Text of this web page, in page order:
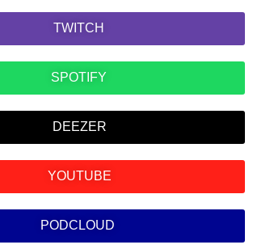
TWITCH
SPOTIFY
DEEZER
YOUTUBE
PODCLOUD